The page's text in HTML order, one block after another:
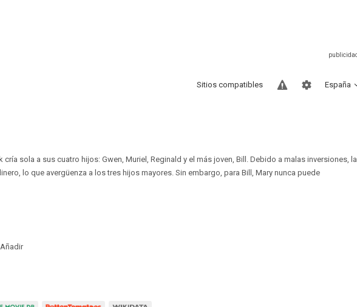
España
Sitios compatibles
cría sola a sus cuatro hijos: Gwen, Muriel, Reginald y el más joven, Bill. Debido a malas inversiones, la
lo que avergüenza a los tres hijos mayores. Sin embargo, para Bill, Mary nunca puede
Añadir